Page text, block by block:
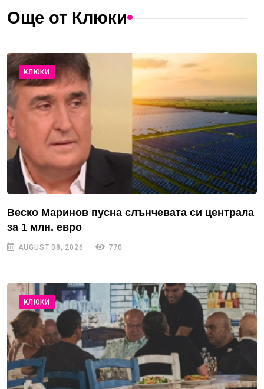
Още от Клюки
КЛЮКИ
Веско Маринов пусна слънчевата си централа
за 1 млн. евро
AUGUST 08, 2026 770
КЛЮКИ